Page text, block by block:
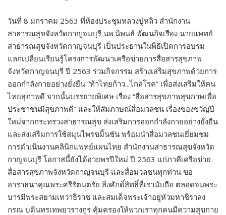
วันที่ 8 มกราคม 2563 ที่ห้องประชุมหลวงปู่หลิว สำนักงาน
สาธารณสุขจังหวัดกาญจนบุรี นพ.นิพนธ์ พัฒนกิจเรือง นายแพทย์
สาธารณสุขจังหวัดกาญจนบุรี เป็นประธานในพิธีเปิดการอบรม
แลกเปลี่ยนเรียนรู้โครงการพัฒนาเครือข่ายการสื่อสารสุขภาพ
จังหวัดกาญจนบุรี ปี 2563 ร่วมกิจกรรม สร้างเสริมสุขภาพด้วยการ
ออกกำลังกายอย่างยั่งยืน “ท้าไทยก้าว...ไกลโรค” เพื่อส่งเสริมให้คน
ไทยสุภาพดี จากนั้นบรรยายพิเศษ เรื่อง “สื่อสารสุขภาพสุขภาพเพื่อ
ประชาชนมีสุขภาพดี” และให้สัมภาษณ์สื่อมวลชน เรื่องของขวัญปี
ใหม่จากกระทรวงสาธารณสุข ส่งเสริมการออกกำลังกายอย่างยั่งยืน
และส่งเสริมการใช้สมุนไพรขมิ้นชัน พร้อมนำสื่อมวลชนเยี่ยมชม
การดำเนินงานคลินิกแพทย์แผนไทย สำนักงานสาธารณสุขจังหวัด
กาญจนบุรี โอกาสนี้ยังได้อวยพรปีใหม่ ปี 2563 แก่ภาคีเครือข่าย
สื่อสารสุขภาพจังหวัดกาญจนบุรี และสื่อมวลชนทุกท่าน ขอ
อาราธนาคุณพระศรีรัตนตรัย สิ่งศักดิ์สิทธิ์ที่เรานับถือ ตลอดจนพระ
บารมีพระสยามเทวาธิราช และสมเด็จพระเจ้าอยู่หัวมหาชิราลง
กรณ บดินทรเทพยวรางกูร คุ้มครองให้พวกเราทุกคนมีความสุขกาย